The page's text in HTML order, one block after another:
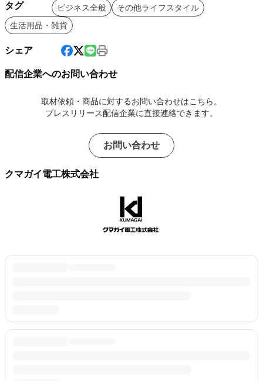
タグ ビジネス全般
その他ライフスタイル
生活用品・雑貨
シェア
配信企業へのお問い合わせ
取材依頼・商品に対するお問い合わせはこちら。
プレスリリース配信企業に直接連絡できます。
お問い合わせ
クマガイ電工株式会社